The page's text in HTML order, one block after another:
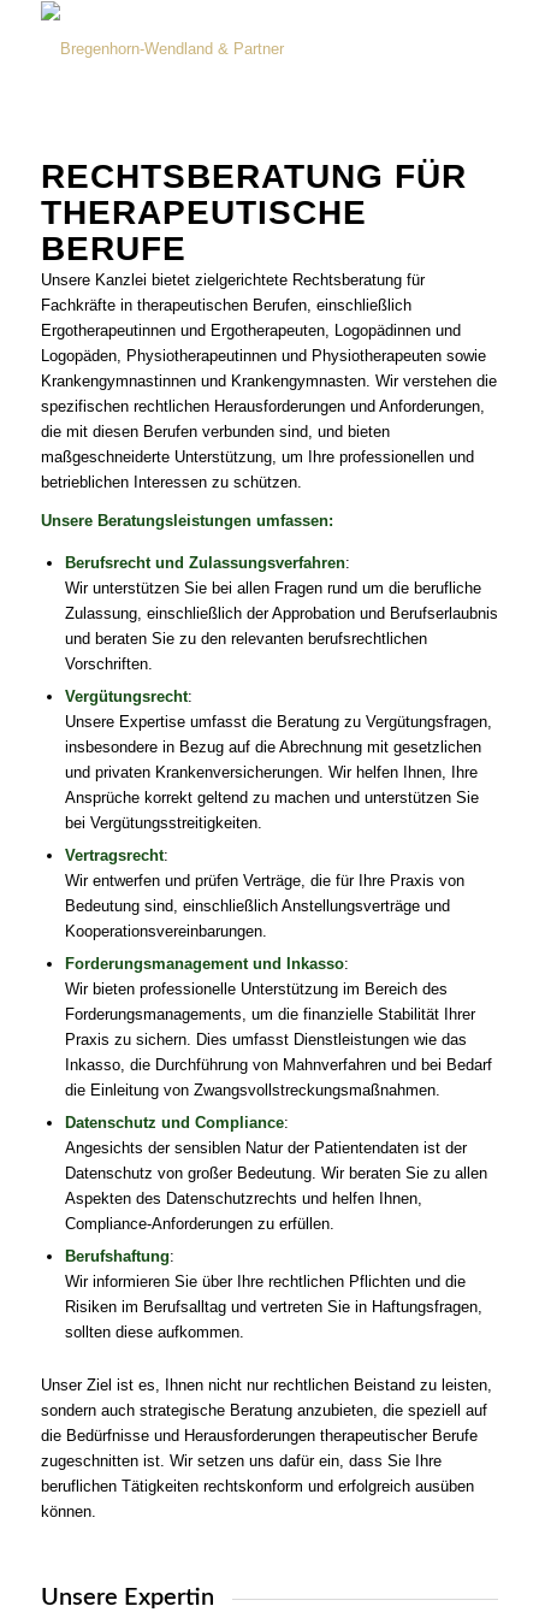
RECHTSBERATUNG FÜR
THERAPEUTISCHE
BERUFE
Unsere Kanzlei bietet zielgerichtete Rechtsberatung für
Fachkräfte in therapeutischen Berufen, einschließlich
Ergotherapeutinnen und Ergotherapeuten, Logopädinnen und
Logopäden, Physiotherapeutinnen und Physiotherapeuten sowie
Krankengymnastinnen und Krankengymnasten. Wir verstehen die
spezifischen rechtlichen Herausforderungen und Anforderungen,
die mit diesen Berufen verbunden sind, und bieten
maßgeschneiderte Unterstützung, um Ihre professionellen und
betrieblichen Interessen zu schützen.
Unsere Beratungsleistungen umfassen:
Berufsrecht und Zulassungsverfahren:
Wir unterstützen Sie bei allen Fragen rund um die berufliche
Zulassung, einschließlich der Approbation und Berufserlaubnis
und beraten Sie zu den relevanten berufsrechtlichen
Vorschriften.
Vergütungsrecht:
Unsere Expertise umfasst die Beratung zu Vergütungsfragen,
insbesondere in Bezug auf die Abrechnung mit gesetzlichen
und privaten Krankenversicherungen. Wir helfen Ihnen, Ihre
Ansprüche korrekt geltend zu machen und unterstützen Sie
bei Vergütungsstreitigkeiten.
Vertragsrecht:
Wir entwerfen und prüfen Verträge, die für Ihre Praxis von
Bedeutung sind, einschließlich Anstellungsverträge und
Kooperationsvereinbarungen.
Forderungsmanagement und Inkasso:
Wir bieten professionelle Unterstützung im Bereich des
Forderungsmanagements, um die finanzielle Stabilität Ihrer
Praxis zu sichern. Dies umfasst Dienstleistungen wie das
Inkasso, die Durchführung von Mahnverfahren und bei Bedarf
die Einleitung von Zwangsvollstreckungsmaßnahmen.
Datenschutz und Compliance:
Angesichts der sensiblen Natur der Patientendaten ist der
Datenschutz von großer Bedeutung. Wir beraten Sie zu allen
Aspekten des Datenschutzrechts und helfen Ihnen,
Compliance-Anforderungen zu erfüllen.
Berufshaftung:
Wir informieren Sie über Ihre rechtlichen Pflichten und die
Risiken im Berufsalltag und vertreten Sie in Haftungsfragen,
sollten diese aufkommen.
Unser Ziel ist es, Ihnen nicht nur rechtlichen Beistand zu leisten,
sondern auch strategische Beratung anzubieten, die speziell auf
die Bedürfnisse und Herausforderungen therapeutischer Berufe
zugeschnitten ist. Wir setzen uns dafür ein, dass Sie Ihre
beruflichen Tätigkeiten rechtskonform und erfolgreich ausüben
können.
Unsere Expertin